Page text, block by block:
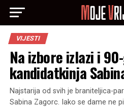
VIJESTI
Na izbore izlazi i
kandidatkinja
Najstarija od svih je braniteljica-
Sabina Zagorc. Iako se dame ne